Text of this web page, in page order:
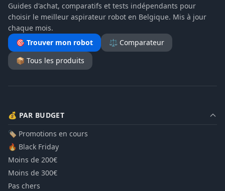
Guides d'achat, comparatifs et tests indépendants pour
choisir le meilleur aspirateur robot en Belgique. Mis à jour
chaque mois.
🎯 Trouver mon robot
⚖️ Comparateur
📦 Tous les produits
💰 PAR BUDGET
🏷️ Promotions en cours
🔥 Black Friday
Moins de 200€
Moins de 300€
Pas chers